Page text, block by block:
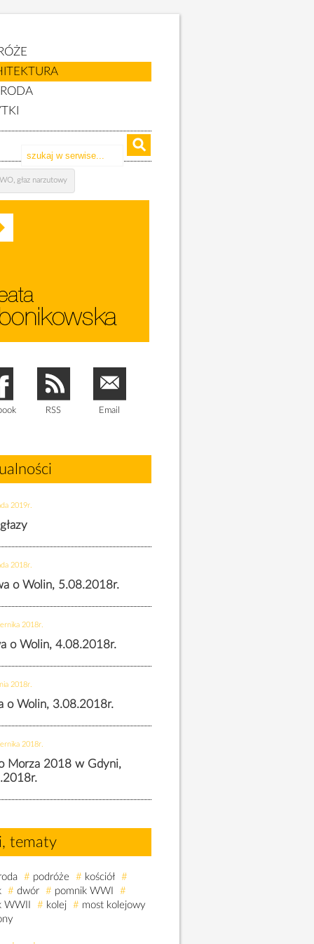
głaz narzutowy
RSS Email
2019r.
2018r.
o Wolin, 5.08.2018r.
2018r.
o Wolin, 4.08.2018r.
2018r.
o Wolin, 3.08.2018r.
2018r.
Morza 2018 w Gdyni,
tematy
# podróże # kościół #
# dwór # pomnik WWI
#
WWII
# kolej # most kolejowy